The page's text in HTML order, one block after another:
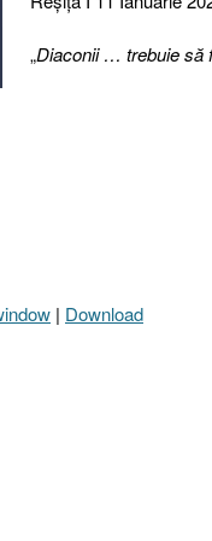
„Diaconii … trebuie să
| Download